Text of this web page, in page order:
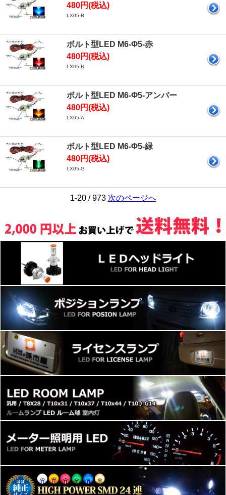
480円(税込)
LX05-B
ボルト型LED M6-Φ5-赤
480円(税込)
LX05-R
ボルト型LED M6-Φ5-アンバー
480円(税込)
LX05-A
ボルト型LED M6-Φ5-緑
480円(税込)
LX05-G
1-20 / 973 次のページへ